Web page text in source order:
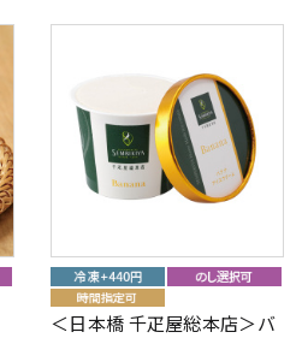
＜日本橋 千疋屋総本店＞バ